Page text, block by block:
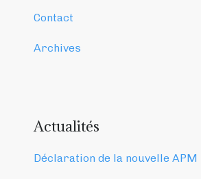
Contact
Archives
Actualités
Déclaration de la nouvelle APM